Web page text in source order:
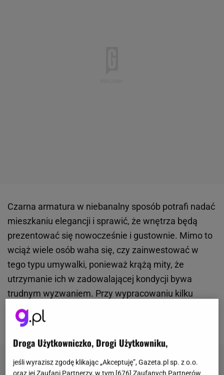
Czarna armatura w niebanalny sposób potrafi nadać
mieszkaniu elegancji i sprawić, że wnętrza będą
prezentować się nowocześnie i gustownie. Mimo to
wciąż wiele osób waha się, czy zainwestować w
tego typu umywalki, ponieważ krążą mity, że
utrzymanie ich w zadowalającej kondycji bywa
trudnym wyzwaniem. Przy wypracowaniu kilku
nawyków możesz mieć pewność, że bateria będzie
wyglądać jak nowa latami.
Droga Użytkowniczko, Drogi Użytkowniku,
jeśli wyrazisz zgodę klikając „Akceptuję”, Gazeta.pl sp. z o.o.
oraz jej Zaufani Partnerzy, w tym [676] Zaufanych Partnerów